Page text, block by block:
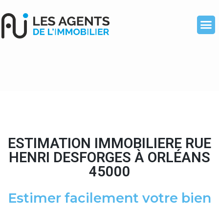
ESTIMATION IMMOBILIERE RUE
HENRI DESFORGES À ORLÉANS
45000
Estimer facilement votre bien